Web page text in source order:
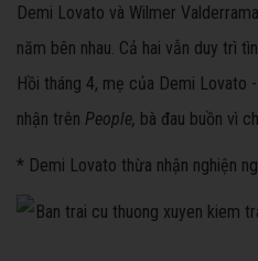
Demi Lovato và Wilmer
năm bên nhau. Cả hai vẫn duy trì
Hồi tháng 4, mẹ của Demi Lovato
nhận trên People, bà đau buồn vì
* Demi Lovato thừa nhận nghiện